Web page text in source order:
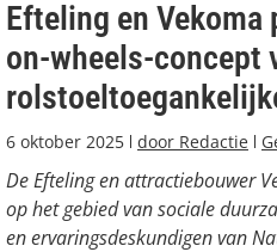
Efteling en Vekoma
on-wheels-concept
6 oktober 2025 door Redactie
De Efteling en attractiebouwer
op het gebied van sociale
en ervaringsdeskundigen van